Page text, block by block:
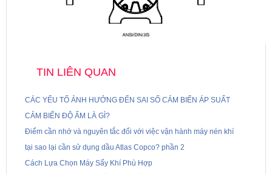
TIN LIÊN QUAN
CÁC YẾU TỐ ẢNH HƯỞNG ĐẾN SAI SỐ CẢM BIẾN ÁP SUẤT
CẢM BIẾN ĐỘ ẨM LÀ GÌ?
Điểm cần nhớ và nguyên tắc đối với việc vận hành máy nén khí
tại sao lại cần sử dụng dầu Atlas Copco? phần 2
Cách Lựa Chọn Máy Sấy Khí Phù Hợp